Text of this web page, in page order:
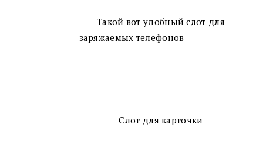
Такой вот удобный слот для
заряжаемых телефонов
Слот для карточки